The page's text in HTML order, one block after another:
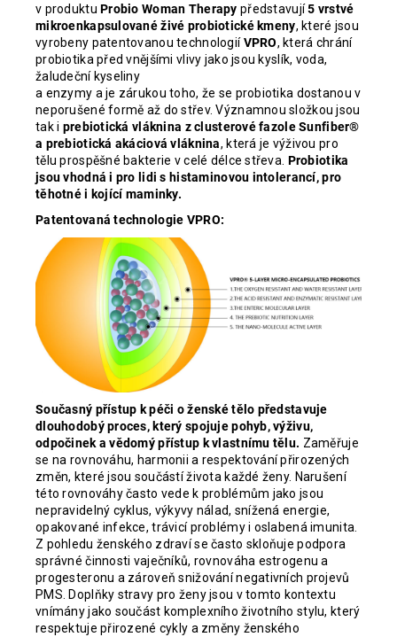
v produktuProbio Woman Therapy představují5 vrstvé
mikroenkapsulované živé probiotické kmeny, které jsou
vyrobeny patentovanou technologiíVPRO, která chrání
probiotika před vnějšími vlivy jako jsou kyslík, voda,
žaludeční kyseliny
a enzymy a je zárukou toho, že se probiotika dostanou v
neporušené formě až do střev. Významnou složkou jsou
tak i prebiotická vláknina z clusterové fazole Sunfiber®
a prebiotická akáciová vláknina, která je výživou pro
tělu prospěšné bakterie v celé délce střeva. Probiotika
jsou vhodná i pro lidi s histaminovou intolerancí, pro
těhotné i kojící maminky.
Patentovaná technologie VPRO:
Současný přístup k péči o ženské tělo představuje
dlouhodobý proces, který spojuje pohyb, výživu,
odpočinek a vědomý přístup k vlastnímu tělu. Zaměřuje
se na rovnováhu, harmonii a respektování přirozených
změn, které jsou součástí života každé ženy. Narušení
této rovnováhy často vede k problémům jako jsou
nepravidelný cyklus, výkyvy nálad, snížená energie,
opakované infekce, trávicí problémy i oslabená imunita.
Z pohledu ženského zdraví se často skloňuje podpora
správné činnosti vaječníků, rovnováha estrogenu a
progesteronu a zároveň snižování negativních projevů
PMS. Doplňky stravy pro ženy jsou v tomto kontextu
vnímány jako součást komplexního životního stylu, který
respektuje přirozené cykly a změny ženského